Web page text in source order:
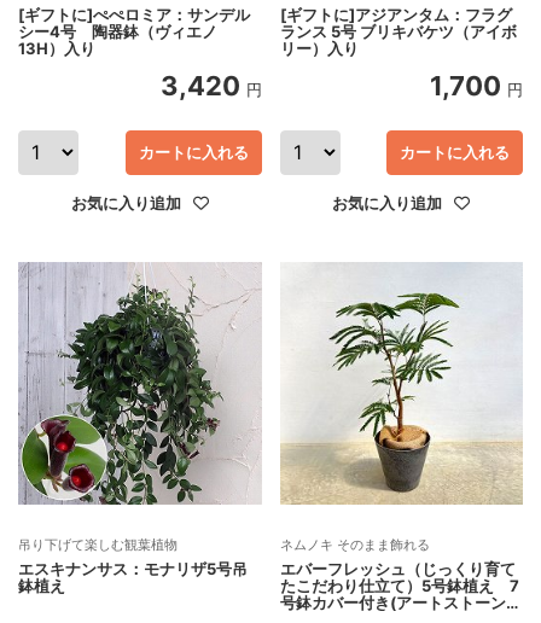
[ギフトに]ぺぺロミア：サンデル
シー4号 陶器鉢（ヴィエノ
13H）入り
3,420 円
お気に入り追加
カートに入れる
[ギフトに]アジアンタム：フラグ
ランス 5号 ブリキバケツ（アイボ
リー）入り
1,700 円
お気に入り追加
カートに入れる
吊り下げて楽しむ観葉植物
エスキナンサス：モナリザ5号吊
鉢植え
ネムノキ そのまま飾れる
エバーフレッシュ（じっくり育て
たこだわり仕立て）5号鉢植え 7
号鉢カバー付き(アートストーン